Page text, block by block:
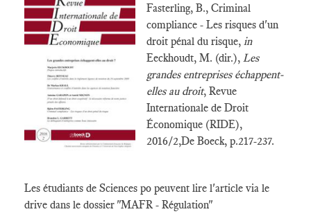
Fasterling, B., Criminal
compliance - Les risques d'un
droit pénal du risque, in
Eeckhoudt, M. (dir.), Les
grandes entreprises échappent-
elles au droit, Revue
Internationale de Droit
Économique (RIDE),
2016/2,De Boeck, p.217-237.
Les étudiants de Sciences po peuvent lire l'article via le
drive dans le dossier "MAFR - Régulation"